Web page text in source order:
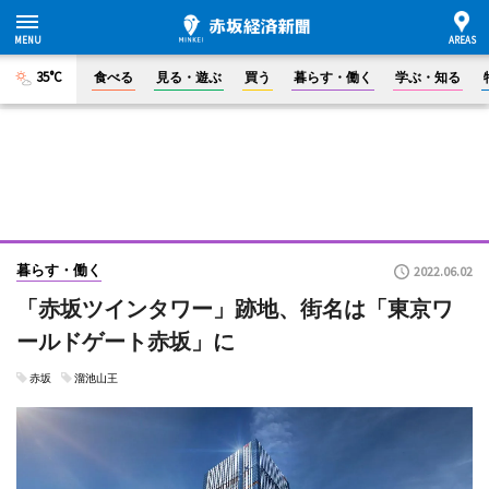
35°C 食べる 見る・遊ぶ 買う 暮らす・働く 学ぶ・知る
暮らす・働く 2022.06.02
「赤坂ツインタワー」跡地、街名は「東京ワ
ールドゲート赤坂」に
赤坂 溜池山王